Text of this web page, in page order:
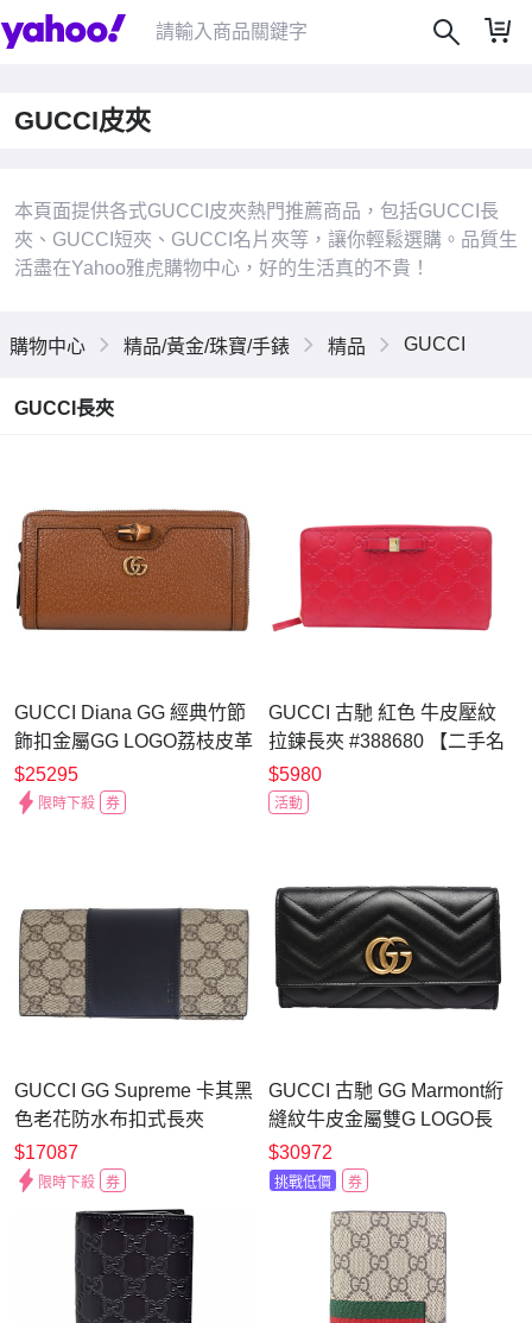
GUCCI皮夾
本頁面提供各式GUCCI皮夾熱門推薦商品，包括GUCCI長
夾、GUCCI短夾、GUCCI名片夾等，讓你輕鬆選購。品質生
活盡在Yahoo雅虎購物中心，好的生活真的不貴！
購物中心 精品/黃金/珠寶/手錶 精品 GUCCI
GUCCI長夾
GUCCI Diana GG 經典竹節
飾扣金屬GG LOGO荔枝皮革
ㄇ字拉鍊零錢包(咖)
$25295
限時下殺 券
GUCCI 古馳 紅色 牛皮壓紋
拉鍊長夾 #388680 【二手名
牌BRAND OFF】
$5980
活動
GUCCI GG Supreme 卡其黑
色老花防水布扣式長夾
$17087
限時下殺 券
GUCCI 古馳 GG Marmont絎
縫紋牛皮金屬雙G LOGO長
夾(黑)
$30972
挑戰低價 券